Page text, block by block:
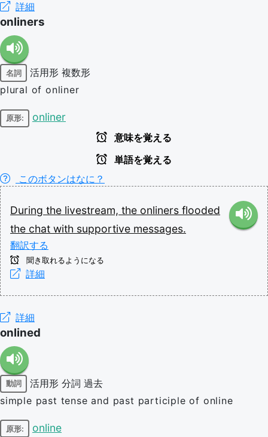
詳細
onliners
名詞 活用形 複数形
plural of onliner
原形: onliner
意味を覚える
単語を覚える
このボタンはなに？
During the livestream, the onliners flooded
the chat with supportive messages.
翻訳する
聞き取れるようになる
詳細
詳細
onlined
動詞 活用形 分詞 過去
simple past tense and past participle of online
原形: online